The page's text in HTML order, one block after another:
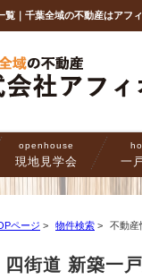
覧｜千葉全域の不動産はアフ
openhouse
現地見学会 一
ページ > 物件検索 > 不動産
四街道 新築一